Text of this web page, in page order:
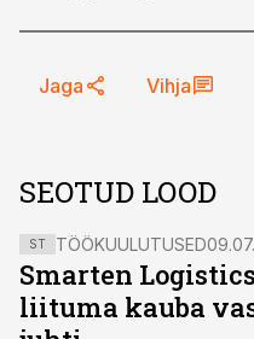
Jaga Vihja
SEOTUD LOOD
ST TÖÖKUULUTUSED
Smarten
liituma kauba